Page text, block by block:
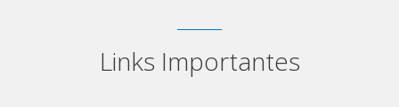
Links Importantes